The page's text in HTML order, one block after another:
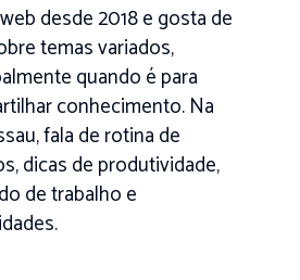
desde 2018 e gosta de
temas variados,
quando é para
conhecimento. Na
fala de rotina de
dicas de produtividade,
de trabalho e